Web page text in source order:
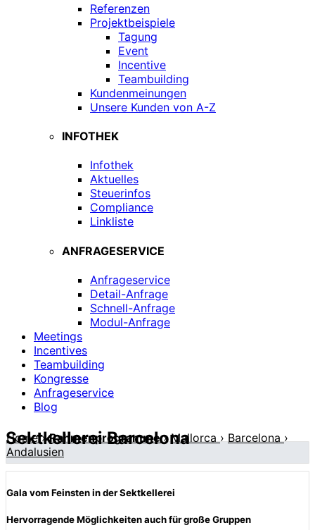
Referenzen
Projektbeispiele
Tagung
Event
Incentive
Teambuilding
Kundenmeinungen
Unsere Kunden von A-Z
INFOTHEK
Infothek
Aktuelles
Steuerinfos
Compliance
Linkliste
ANFRAGESERVICE
Anfrageservice
Detail-Anfrage
Schnell-Anfrage
Modul-Anfrage
Meetings
Incentives
Teambuilding
Kongresse
Anfrageservice
Blog
Sektkellerei Barcelona
Home›Rahmenprogramme›Mallorca › Barcelona ›
Andalusien
Gala vom Feinsten in der Sektkellerei
Hervorragende Möglichkeiten auch für große Gruppen